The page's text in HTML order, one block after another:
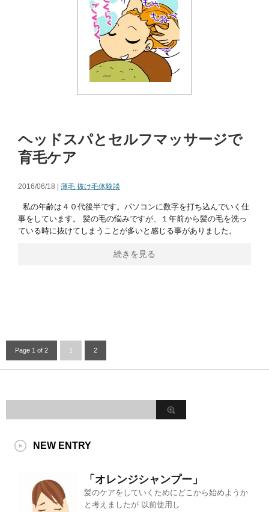
ヘッドスパとセルフマッサージで
育毛ケア
2016/06/18 | 薄毛 抜け毛体験談
私の年齢は４０代後半です。パソコンに数字を打ち込んでいく仕
事をしています。 髪の毛の悩みですが、１年前から髪の毛を洗っ
ている時に抜けてしまうことが多いと感じる事がありました。
続きを見る
Page 1 of 2 1 2
NEW ENTRY
「オレンジシャンプー」
髪のケアをしていくためにどこから始めようか
と考えましたが 以前使用し